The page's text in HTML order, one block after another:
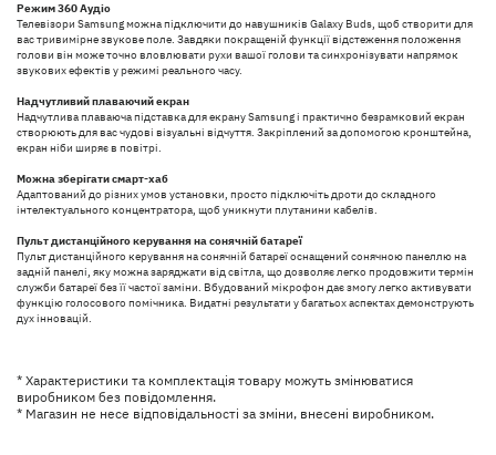
Режим 360 Аудіо
Телевізори Samsung можна підключити до навушників Galaxy Buds, щоб створити для
вас тривимірне звукове поле. Завдяки покращеній функції відстеження положення
голови він може точно вловлювати рухи вашої голови та синхронізувати напрямок
звукових ефектів у режимі реального часу.
Надчутливий плаваючий екран
Надчутлива плаваюча підставка для екрану Samsung і практично безрамковий екран
створюють для вас чудові візуальні відчуття. Закріплений за допомогою кронштейна,
екран ніби ширяє в повітрі.
Можна зберігати смарт-хаб
Адаптований до різних умов установки, просто підключіть дроти до складного
інтелектуального концентратора, щоб уникнути плутанини кабелів.
Пульт дистанційного керування на сонячній батареї
Пульт дистанційного керування на сонячній батареї оснащений сонячною панеллю на
задній панелі, яку можна заряджати від світла, що дозволяє легко продовжити термін
служби батареї без її частої заміни. Вбудований мікрофон дає змогу легко активувати
функцію голосового помічника. Видатні результати у багатьох аспектах демонструють
дух інновацій.
* Характеристики та комплектація товару можуть змінюватися
виробником без повідомлення.
* Магазин не несе відповідальності за зміни, внесені виробником.